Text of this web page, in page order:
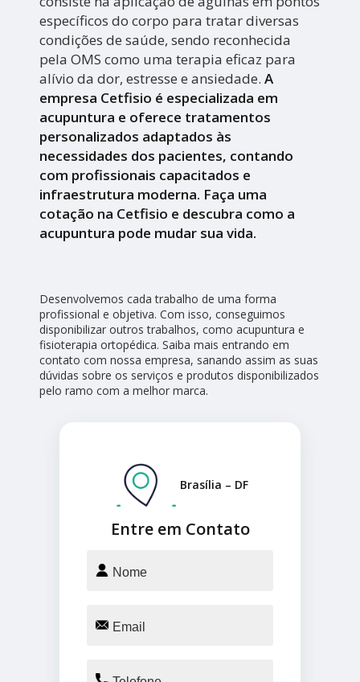
específicos do corpo para tratar diversas
condições de saúde, sendo reconhecida
pela OMS como uma terapia eficaz para
alívio da dor, estresse e ansiedade.A
empresa Cetfisio é especializada em
acupuntura e oferece tratamentos
personalizados adaptados às
necessidades dos pacientes, contando
com profissionais capacitados e
infraestrutura moderna. Faça uma
cotação na Cetfisio e descubra como a
acupuntura pode mudar sua vida.
Desenvolvemos cada trabalho de uma forma
profissional e objetiva. Com isso, conseguimos
disponibilizar outros trabalhos, como acupuntura e
fisioterapia ortopédica. Saiba mais entrando em
contato com nossa empresa, sanando assim as suas
dúvidas sobre os serviços e produtos disponibilizados
pelo ramo com a melhor marca.
Entre em Contato
Brasília – DF